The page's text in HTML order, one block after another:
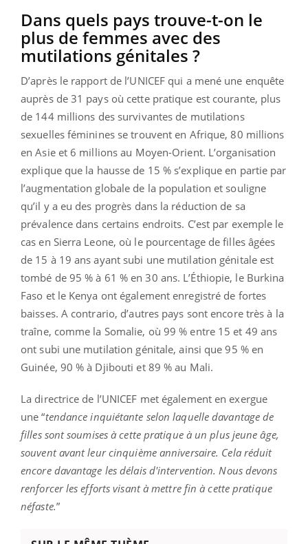
Dans quels pays trouve-t-on le
plus de femmes avec des
mutilations génitales ?
D’après le rapport de l’UNICEF qui a mené une enquête
auprès de 31 pays où cette pratique est courante, plus
de 144 millions des survivantes de mutilations
sexuelles féminines se trouvent en Afrique, 80 millions
en Asie et 6 millions au Moyen-Orient. L’organisation
explique que la hausse de 15 % s’explique en partie par
l’augmentation globale de la population et souligne
qu’il y a eu des progrès dans la réduction de sa
prévalence dans certains endroits. C’est par exemple le
cas en Sierra Leone, où le pourcentage de filles âgées
de 15 à 19 ans ayant subi une mutilation génitale est
tombé de 95 % à 61 % en 30 ans. L’Éthiopie, le Burkina
Faso et le Kenya ont également enregistré de fortes
baisses. A contrario, d’autres pays sont encore très à la
traîne, comme la Somalie, où 99 % entre 15 et 49 ans
ont subi une mutilation génitale, ainsi que 95 % en
Guinée, 90 % à Djibouti et 89 % au Mali.
La directrice de l’UNICEF met également en exergue
une “tendance inquiétante selon laquelle davantage de
filles sont soumises à cette pratique à un plus jeune âge,
souvent avant leur cinquième anniversaire. Cela réduit
encore davantage les délais d'intervention. Nous devons
renforcer les efforts visant à mettre fin à cette pratique
néfaste.”